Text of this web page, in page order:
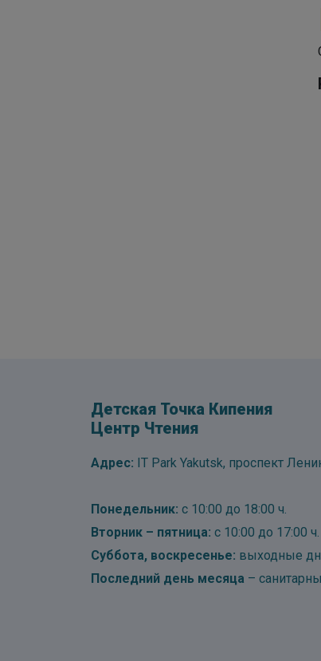
Детская Точка Кипения
Центр Чтения
Адрес: IT Park Yakutsk, проспект
Понедельник: с 10:00 до 18:00 ч.
Вторник – пятница: с 10:00 до 17:00 ч.
Суббота, воскресенье: выходные
Последний день месяца –